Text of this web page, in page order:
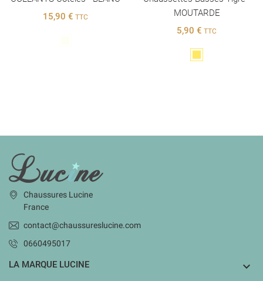
15,90 € TTC
MOUTARDE
5,90 € TTC
INFORMATIONS
Chaussures Lucine
France
contact@chaussureslucine.com
0660495017
LA MARQUE LUCINE 